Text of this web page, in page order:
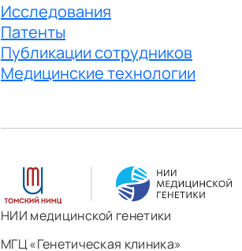
Исследования
Патенты
Публикации сотрудников
Медицинские технологии
НИИ медицинской генетики
МГЦ «Генетическая клиника»